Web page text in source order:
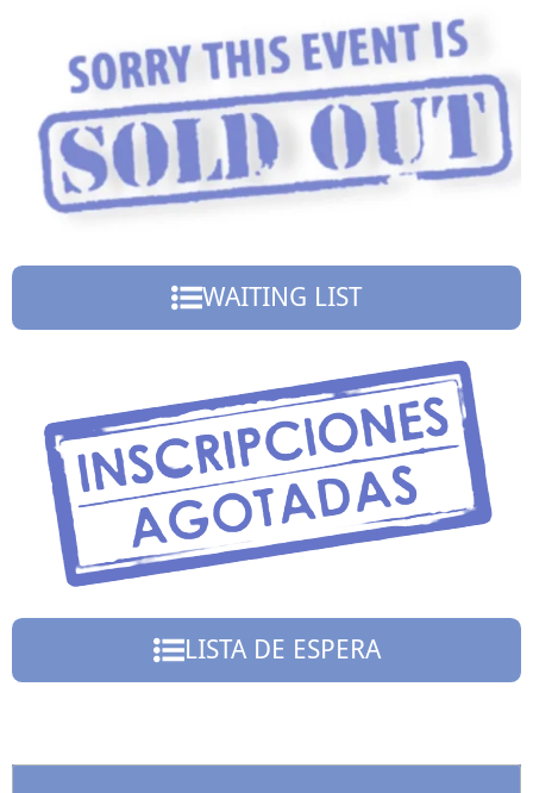
WAITING LIST
LISTA DE ESPERA